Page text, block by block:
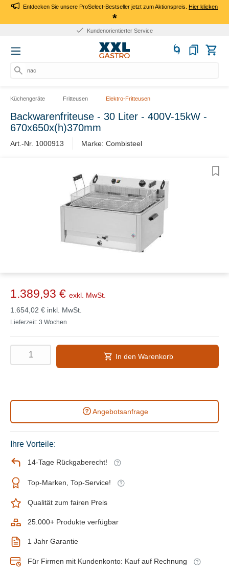
Entdecken Sie unsere ProSelect-Bestseller jetzt zum Aktionspreis.Hier klicken
*
Kundenorientierter Service
nach
Küchengeräte Fritteusen Elektro-Fritteusen
Backwarenfriteuse - 30 Liter - 400V-15kW -
670x650x(h)370mm
Art.-Nr. 1000913 Marke: Combisteel
1.389,93 € exkl. MwSt.
1.654,02 € inkl. MwSt.
Lieferzeit: 3 Wochen
In den Warenkorb
Angebotsanfrage
Ihre Vorteile:
14-Tage Rückgaberecht!
Top-Marken, Top-Service!
Qualität zum fairen Preis
25.000+ Produkte verfügbar
1 Jahr Garantie
Für Firmen mit Kundenkonto: Kauf auf Rechnung